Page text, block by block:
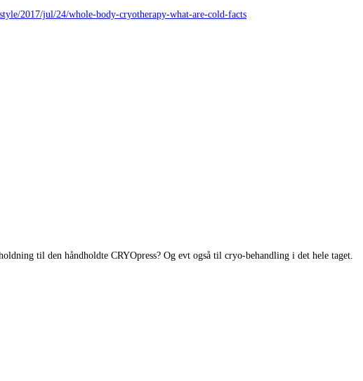
2017/jul/24/whole-body-cryotherapy-what-are-cold-facts
til den håndholdte CRYOpress? Og evt også til cryo-behandling i det hele taget.